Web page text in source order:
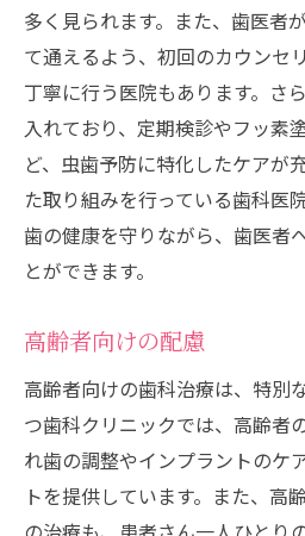
多く見られます。また、歯医者
て通えるよう、初回のカウンセ
丁寧に行う医院もあります。さ
入れており、定期検診やフッ素
ど、虫歯予防に特化したケアが
た取り組みを行っている歯科医
歯の健康を守りながら、歯医者
とができます。
高齢者向けの配慮
高齢者向けの歯科治療は、特別
つ歯科クリニックでは、高齢者
れ歯の調整やインプラントのケ
トを提供しています。また、高